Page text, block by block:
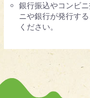
銀行振込やコンビ
ニや銀行が発行す
ください。